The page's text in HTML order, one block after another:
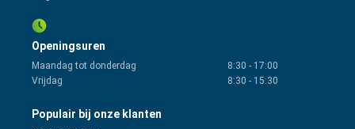
Openingsuren
Maandag tot donderdag 8:30 - 17:00
Vrijdag
8:30 - 15:30
Populair bij onze klanten